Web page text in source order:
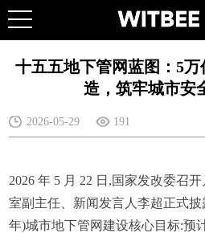
十五五地下管网蓝图：5
造，筑牢城市安
2026-05-29 191
2026 年 5 月 22 日,国家发改委召
室副主任、新闻发言人李超正式
年)城市地下管网建设核心目标:预